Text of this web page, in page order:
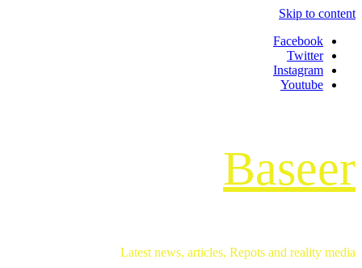
Skip to content
Facebook
Twitter
Instagram
Youtube
Baseer
Latest news, articles, Repots and reality media